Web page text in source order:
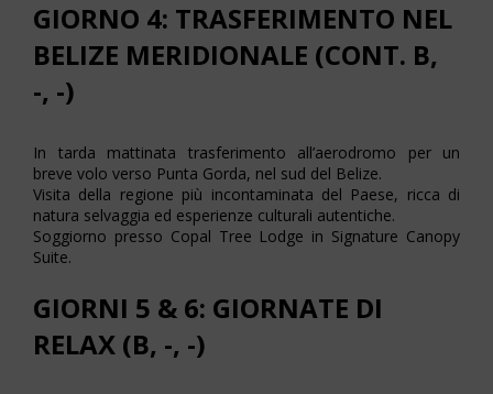
GIORNO 4: TRASFERIMENTO NEL
BELIZE MERIDIONALE (CONT. B,
-, -)
In tarda mattinata trasferimento all’aerodromo per un
breve volo verso Punta Gorda, nel sud del Belize.
Visita della regione più incontaminata del Paese, ricca di
natura selvaggia ed esperienze culturali autentiche.
Soggiorno presso Copal Tree Lodge in Signature Canopy
Suite.
GIORNI 5 & 6: GIORNATE DI
RELAX (B, -, -)